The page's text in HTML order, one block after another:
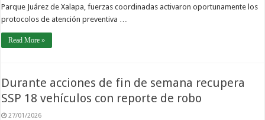
Parque Juárez de Xalapa, fuerzas coordinadas activaron oportunamente los
protocolos de atención preventiva …
Read More »
Durante acciones de fin de semana recupera
SSP 18 vehículos con reporte de robo
27/01/2026